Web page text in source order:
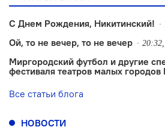
С Днем Рождения, Никитинский!
Ой, то не вечер, то не вечер
Миргородский футбол и другие
фестиваля театров малых городов
Все статьи блога
НОВОСТИ